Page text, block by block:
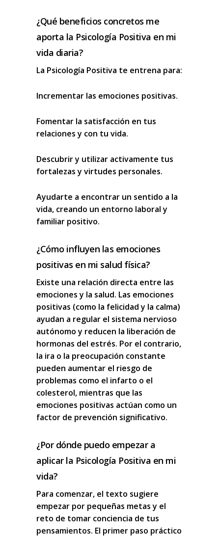
¿Qué beneficios concretos me
aporta la Psicología Positiva en mi
vida diaria?
La Psicología Positiva te entrena para:
Incrementar las emociones positivas.
Fomentar la satisfacción en tus
relaciones y con tu vida.
Descubrir y utilizar activamente tus
fortalezas y virtudes personales.
Ayudarte a encontrar un sentido a la
vida, creando un entorno laboral y
familiar positivo.
¿Cómo influyen las emociones
positivas en mi salud física?
Existe una relación directa entre las
emociones y la salud. Las emociones
positivas (como la felicidad y la calma)
ayudan a regular el sistema nervioso
autónomo y reducen la liberación de
hormonas del estrés. Por el contrario,
la ira o la preocupación constante
pueden aumentar el riesgo de
problemas como el infarto o el
colesterol, mientras que las
emociones positivas actúan como un
factor de prevención significativo.
¿Por dónde puedo empezar a
aplicar la Psicología Positiva en mi
vida?
Para comenzar, el texto sugiere
empezar por pequeñas metas y el
reto de tomar conciencia de tus
pensamientos. El primer paso práctico